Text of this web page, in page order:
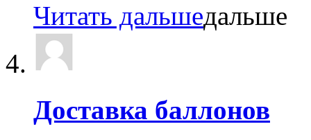
Читать дальше
Доставка баллонов